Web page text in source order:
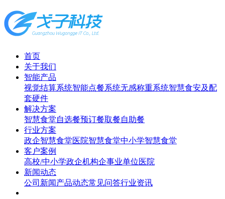
首页
关于我们
智能产品
视觉结算系统智能点餐系统无感称重系统智慧食安及配
套硬件
解决方案
智慧食堂自选餐预订餐取餐自助餐
行业方案
政企智慧食堂医院智慧食堂中小学智慧食堂
客户案例
高校/中小学政企机构企事业单位医院
新闻动态
公司新闻产品动态常见问答行业资讯